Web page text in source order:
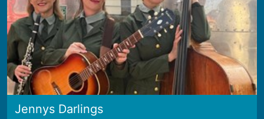
Jennys Darlings